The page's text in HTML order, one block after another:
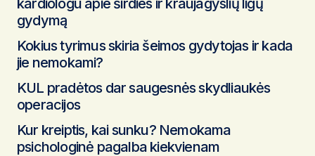
kardiologu apie širdies ir kraujagyslių ligų
gydymą
Kokius tyrimus skiria šeimos gydytojas ir kada
jie nemokami?
KUL pradėtos dar saugesnės skydliaukės
operacijos
Kur kreiptis, kai sunku? Nemokama
psichologinė pagalba kiekvienam